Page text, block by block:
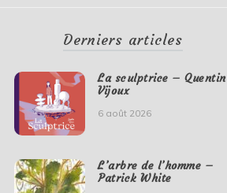
Derniers articles
La sculptrice – Quentin
Vijoux
6 août 2026
L’arbre de l’homme –
Patrick White